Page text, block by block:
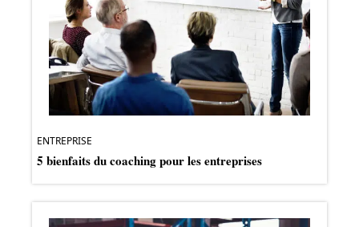
ENTREPRISE
5 bienfaits du coaching pour les entreprises